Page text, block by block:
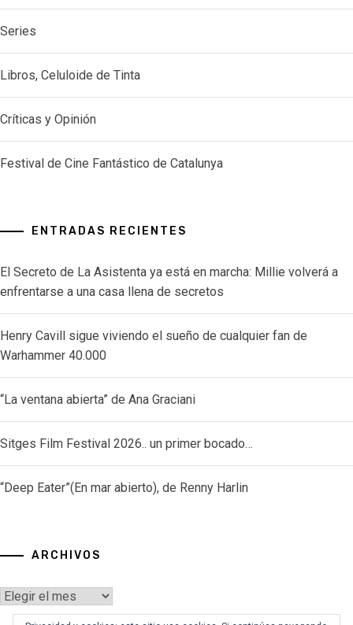
Series
Libros, Celuloide de Tinta
Críticas y Opinión
Festival de Cine Fantástico de Catalunya
ENTRADAS RECIENTES
El Secreto de La Asistenta ya está en marcha: Millie volverá a
enfrentarse a una casa llena de secretos
Henry Cavill sigue viviendo el sueño de cualquier fan de
Warhammer 40.000
“La ventana abierta” de Ana Graciani
Sitges Film Festival 2026.. un primer bocado…
“Deep Eater”(En mar abierto), de Renny Harlin
ARCHIVOS
Archivos